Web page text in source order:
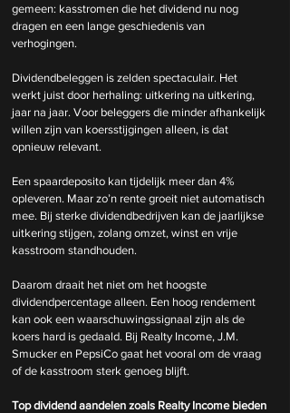
gemeen: kasstromen die het dividend nu nog
dragen en een lange geschiedenis van
verhogingen.
Dividendbeleggen is zelden spectaculair. Het
werkt juist door herhaling: uitkering na uitkering,
jaar na jaar. Voor beleggers die minder afhankelijk
willen zijn van koersstijgingen alleen, is dat
opnieuw relevant.
Een spaardeposito kan tijdelijk meer dan 4%
opleveren. Maar zo’n rente groeit niet automatisch
mee. Bij sterke dividendbedrijven kan de jaarlijkse
uitkering stijgen, zolang omzet, winst en vrije
kasstroom standhouden.
Daarom draait het niet om het hoogste
dividendpercentage alleen. Een hoog rendement
kan ook een waarschuwingssignaal zijn als de
koers hard is gedaald. Bij Realty Income, J.M.
Smucker en PepsiCo gaat het vooral om de vraag
of de kasstroom sterk genoeg blijft.
Top dividend aandelen zoals Realty Income bieden